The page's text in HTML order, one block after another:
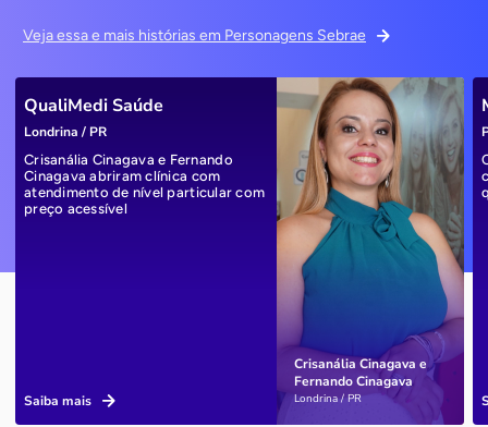
Veja essa e mais histórias em Personagens Sebrae
Crisanália Cinagava e
Fernando Cinagava
Londrina / PR
QualiMedi Saúde
Londrina / PR
Crisanália Cinagava e Fernando
Cinagava abriram clínica com
atendimento de nível particular com
preço acessível
Saiba mais